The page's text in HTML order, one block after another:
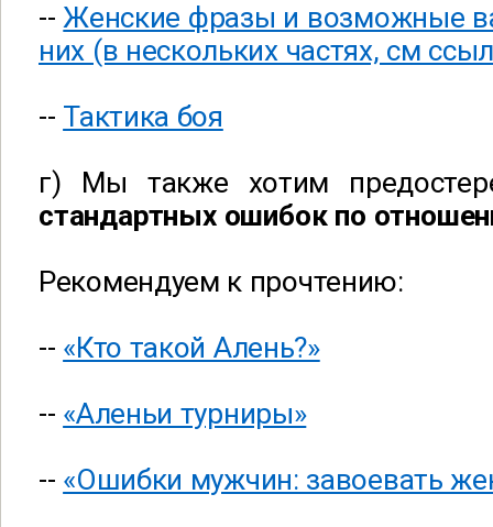
--Женские фразы и возможные
них (в нескольких частях, см
-- Тактика боя
г) Мы также хотим
стандартных ошибок по
Рекомендуем к прочтению:
-- «Кто такой Алень?»
-- «Аленьи турниры»
-- «Ошибки мужчин: завоевать